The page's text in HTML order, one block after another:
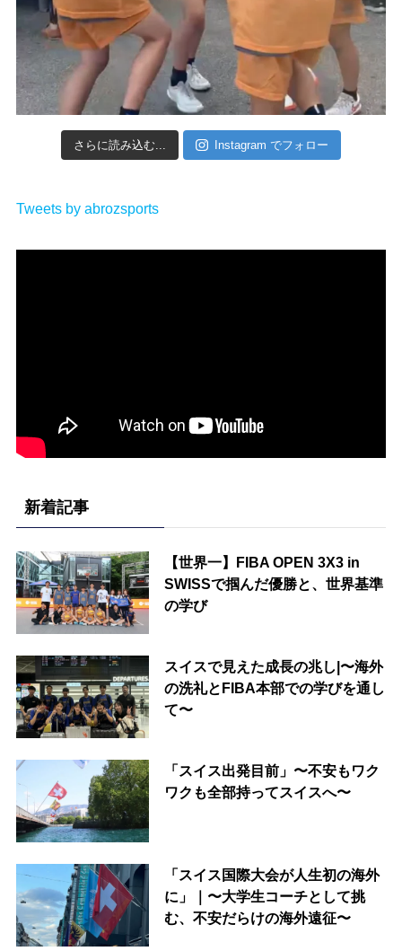
さらに読み込む... Instagram でフォロー
Tweets by abrozsports
新着記事
【世界一】FIBA OPEN 3X3 in
SWISSで掴んだ優勝と、世界基準
の学び
スイスで見えた成長の兆し|〜海外
の洗礼とFIBA本部での学びを通し
て〜
「スイス出発目前」〜不安もワク
ワクも全部持ってスイスへ〜
「スイス国際大会が人生初の海外
に」｜〜大学生コーチとして挑
む、不安だらけの海外遠征〜